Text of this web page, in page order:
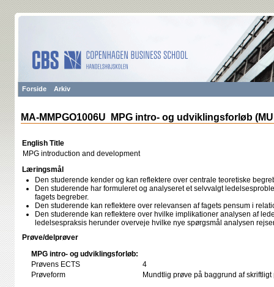
Forside Arkiv
MA-MMPGO1006U MPG intro- og udviklingsforløb
English Title
MPG introduction and development
Læringsmål
Den studerende kender og kan reflektere over centrale teoretiske
Den studerende har formuleret og analyseret et selvvalgt
fagets begreber.
Den studerende kan reflektere over relevansen af fagets pensum i
Den studerende kan reflektere over hvilke implikationer analysen af
ledelsespraksis herunder overveje hvilke nye spørgsmål analysen
Prøve/delprøver
MPG intro- og udviklingsforløb:
Prøvens ECTS
4
Prøveform
Mundtlig prøve på baggrund af skriftligt